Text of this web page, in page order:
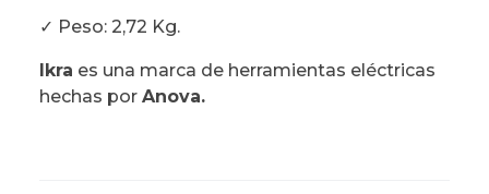
✓ Peso: 2,72 Kg.
Ikra es una marca de herramientas eléctricas
hechas por Anova.